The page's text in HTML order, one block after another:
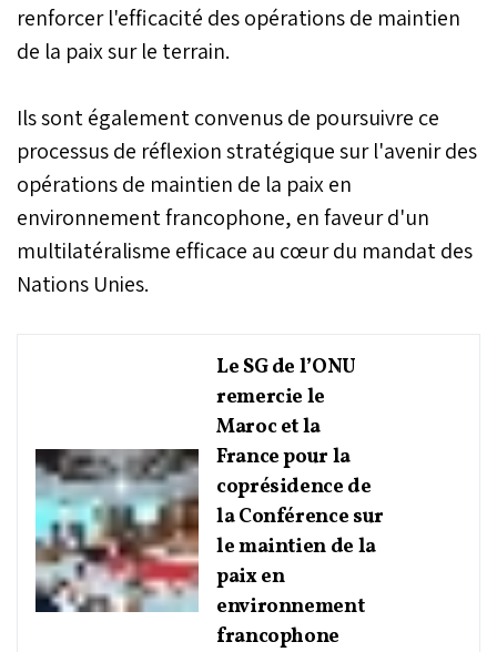
renforcer l'efficacité des opérations de maintien
de la paix sur le terrain.
Ils sont également convenus de poursuivre ce
processus de réflexion stratégique sur l'avenir des
opérations de maintien de la paix en
environnement francophone, en faveur d'un
multilatéralisme efficace au cœur du mandat des
Nations Unies.
Le SG de l’ONU
remercie le
Maroc et la
France pour la
coprésidence de
la Conférence sur
le maintien de la
paix en
environnement
francophone